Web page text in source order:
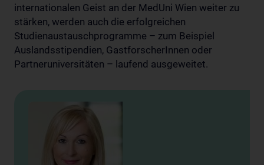
internationalen Geist an der MedUni Wien weiter zu
stärken, werden auch die erfolgreichen
Studienaustauschprogramme – zum Beispiel
Auslandsstipendien, GastforscherInnen oder
Partneruniversitäten – laufend ausgeweitet.